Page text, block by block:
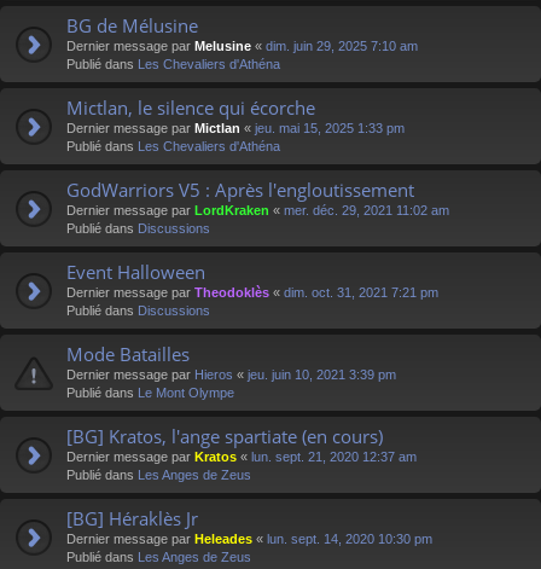
BG de Mélusine
Dernier message par Melusine « dim. juin 29, 2025 7:10 am
Publié dans Les Chevaliers d'Athéna
Mictlan, le silence qui écorche
Dernier message par Mictlan « jeu. mai 15, 2025 1:33 pm
Publié dans Les Chevaliers d'Athéna
GodWarriors V5 : Après l'engloutissement
Dernier message par LordKraken « mer. déc. 29, 2021 11:02 am
Publié dans Discussions
Event Halloween
Dernier message par Theodoklès « dim. oct. 31, 2021 7:21 pm
Publié dans Discussions
Mode Batailles
Dernier message par Hieros « jeu. juin 10, 2021 3:39 pm
Publié dans Le Mont Olympe
[BG] Kratos, l'ange spartiate (en cours)
Dernier message par Kratos « lun. sept. 21, 2020 12:37 am
Publié dans Les Anges de Zeus
[BG] Héraklès Jr
Dernier message par Heleades « lun. sept. 14, 2020 10:30 pm
Publié dans Les Anges de Zeus